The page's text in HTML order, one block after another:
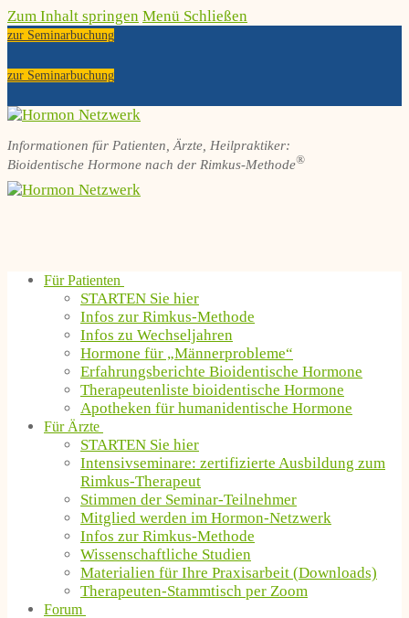
Zum Inhalt springen Menü Schließen
zur Seminarbuchung
zur Seminarbuchung
Informationen für Patienten, Ärzte, Heilpraktiker:
Bioidentische Hormone nach der Rimkus-Methode®
Für Patienten
STARTEN Sie hier
Infos zur Rimkus-Methode
Infos zu Wechseljahren
Hormone für „Männerprobleme“
Erfahrungsberichte Bioidentische Hormone
Therapeutenliste bioidentische Hormone
Apotheken für humanidentische Hormone
Für Ärzte
STARTEN Sie hier
Intensivseminare: zertifizierte Ausbildung zum
Rimkus-Therapeut
Stimmen der Seminar-Teilnehmer
Mitglied werden im Hormon-Netzwerk
Infos zur Rimkus-Methode
Wissenschaftliche Studien
Materialien für Ihre Praxisarbeit (Downloads)
Therapeuten-Stammtisch per Zoom
Forum